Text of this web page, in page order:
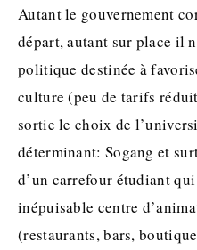
Autant le gouvernement
départ, autant sur place il
politique destinée à
culture (peu de tarifs
sortie le choix de
déterminant: Sogang et
d’un carrefour étudiant qui
inépuisable centre
(restaurants, bars,